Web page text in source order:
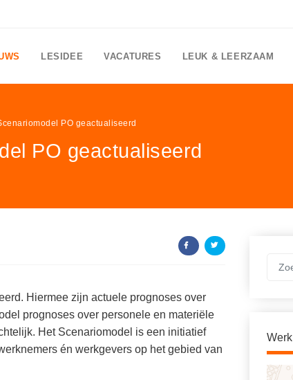
LESIDEE VACATURES LEUK & LEERZAAM
PO geactualiseerd
PO geactualiseerd
Hiermee zijn actuele prognoses over
prognoses over personele en materiële
Het Scenariomodel is een initiatief
én werkgevers op het gebied van
Werk